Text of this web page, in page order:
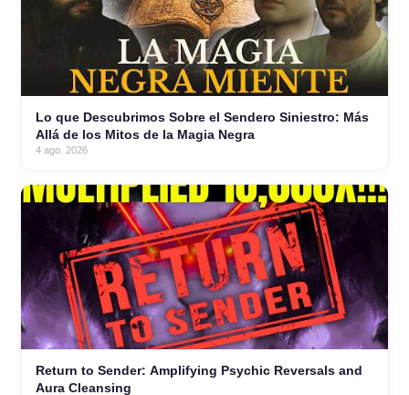
Lo que Descubrimos Sobre el Sendero Siniestro: Más
Allá de los Mitos de la Magia Negra
4 ago. 2026
Return to Sender: Amplifying Psychic Reversals and
Aura Cleansing